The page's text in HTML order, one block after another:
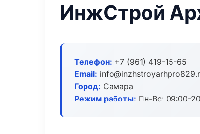
ИнжСтрой
Телефон: +7 (961) 419-15-65
Email:
Город: Самара
Режим работы: Пн-Вс: 09:00-